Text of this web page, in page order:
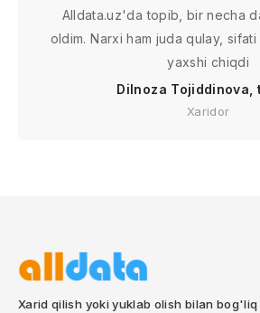
Alldata.uz'da topib, bir necha
oldim. Narxi ham juda qulay,
yaxshi chiqdi
Dilnoza Tojiddinova,
Xaridor
Xarid qilish yoki yuklab olish bilan bog'liq